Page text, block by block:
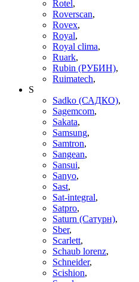
Rotel,
Roverscan,
Rovex,
Royal,
Royal clima,
Ruark,
Rubin (РУБИН),
Ruimatech,
S
Sadko (САДКО),
Sagemcom,
Sakata,
Samsung,
Samtron,
Sangean,
Sansui,
Sanyo,
Sast,
Sat-integral,
Satpro,
Saturn (Сатурн),
Sber,
Scarlett,
Schaub lorenz,
Schneider,
Scishion,